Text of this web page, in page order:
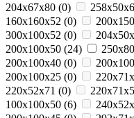
204x67x80 (0)
160x160x52 (0)
300x100x52 (0)
200x100x50 (24)
200x100x40 (0)
200x100x25 (0)
220x52x71 (0)
100x100x50 (6)